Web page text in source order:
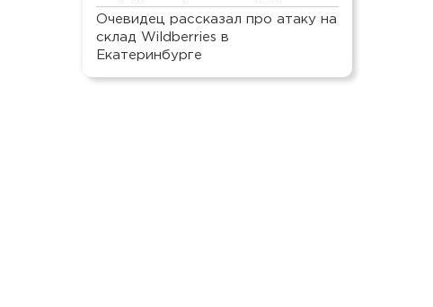
Очевидец рассказал про атаку на
склад Wildberries в
Екатеринбурге